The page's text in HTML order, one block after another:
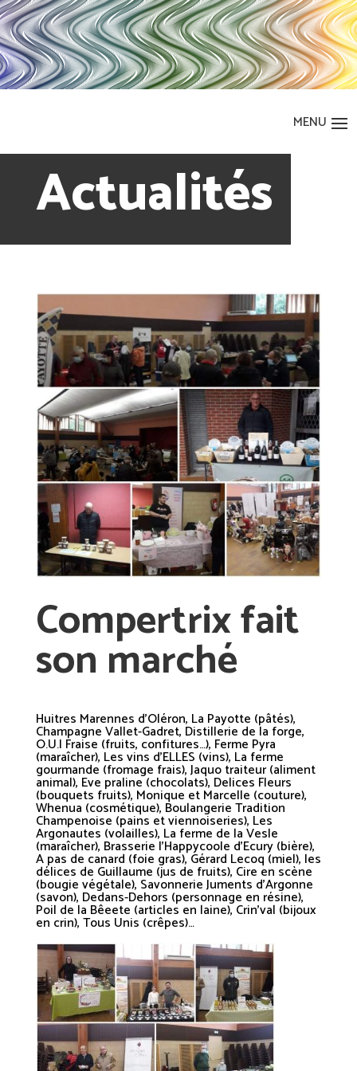
Actualités
Compertrix fait
son marché
Huitres Marennes d’Oléron, La Payotte (pâtés),
Champagne Vallet-Gadret, Distillerie de la forge,
O.U.I Fraise (fruits, confitures…), Ferme Pyra
(maraîcher), Les vins d’ELLES (vins), La ferme
gourmande (fromage frais), Jaquo traiteur (aliment
animal), Eve praline (chocolats), Delices Fleurs
(bouquets fruits), Monique et Marcelle (couture),
Whenua (cosmétique), Boulangerie Tradition
Champenoise (pains et viennoiseries), Les
Argonautes (volailles), La ferme de la Vesle
(maraîcher), Brasserie l’Happycoole d’Ecury (bière),
A pas de canard (foie gras), Gérard Lecoq (miel), les
délices de Guillaume (jus de fruits), Cire en scène
(bougie végétale), Savonnerie Juments d’Argonne
(savon), Dedans-Dehors (personnage en résine),
Poil de la Bêeete (articles en laine), Crin’val (bijoux
en crin), Tous Unis (crêpes)…